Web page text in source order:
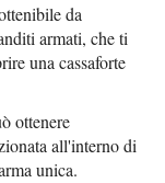
da
armati, che ti
una cassaforte
ottenere
all'interno di
unica.